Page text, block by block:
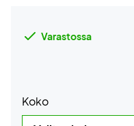
Varastossa
Koko